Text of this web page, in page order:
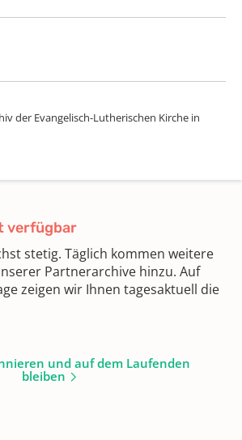
der Evangelisch-Lutherischen Kirche in
verfügbar
stetig. Täglich kommen weitere
Partnerarchive hinzu. Auf
zeigen wir Ihnen tagesaktuell die
und auf dem Laufenden
bleiben